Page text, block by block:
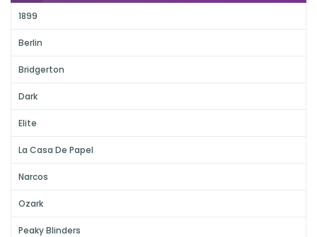
1899
Berlin
Bridgerton
Dark
Elite
La Casa De Papel
Narcos
Ozark
Peaky Blinders